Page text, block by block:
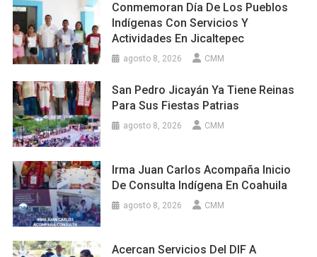
Conmemoran Día De Los Pueblos
Indígenas Con Servicios Y
Actividades En Jicaltepec
agosto 8, 2026 CMM
San Pedro Jicayán Ya Tiene Reinas
Para Sus Fiestas Patrias
agosto 8, 2026 CMM
Irma Juan Carlos Acompaña Inicio
De Consulta Indígena En Coahuila
agosto 8, 2026 CMM
Acercan Servicios Del DIF A